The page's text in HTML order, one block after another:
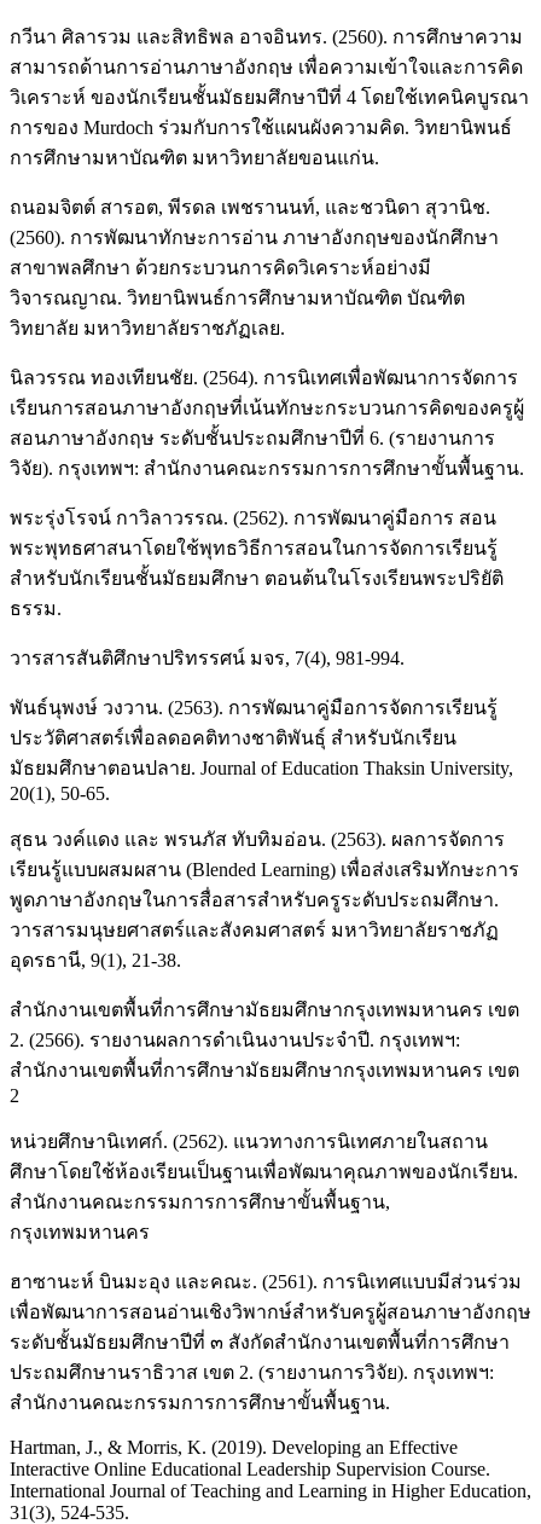
กวีนา ศิลารวม และสิทธิพล อาจอินทร. (2560). การศึกษาความ
สามารถด้านการอ่านภาษาอังกฤษ เพื่อความเข้าใจและการคิด
วิเคราะห์ ของนักเรียนชั้นมัธยมศึกษาปีที่ 4 โดยใช้เทคนิคบูรณา
การของ Murdoch ร่วมกับการใช้แผนผังความคิด. วิทยานิพนธ์
การศึกษามหาบัณฑิต มหาวิทยาลัยขอนแก่น.
ถนอมจิตต์ สารอต, พีรดล เพชรานนท์, และชวนิดา สุวานิช.
(2560). การพัฒนาทักษะการอ่าน ภาษาอังกฤษของนักศึกษา
สาขาพลศึกษา ด้วยกระบวนการคิดวิเคราะห์อย่างมี
วิจารณญาณ. วิทยานิพนธ์การศึกษามหาบัณฑิต บัณฑิต
วิทยาลัย มหาวิทยาลัยราชภัฏเลย.
นิลวรรณ ทองเทียนชัย. (2564). การนิเทศเพื่อพัฒนาการจัดการ
เรียนการสอนภาษาอังกฤษที่เน้นทักษะกระบวนการคิดของครูผู้
สอนภาษาอังกฤษ ระดับชั้นประถมศึกษาปีที่ 6. (รายงานการ
วิจัย). กรุงเทพฯ: สำนักงานคณะกรรมการการศึกษาขั้นพื้นฐาน.
พระรุ่งโรจน์ กาวิลาวรรณ. (2562). การพัฒนาคู่มือการ สอน
พระพุทธศาสนาโดยใช้พุทธวิธีการสอนในการจัดการเรียนรู้
สำหรับนักเรียนชั้นมัธยมศึกษา ตอนต้นในโรงเรียนพระปริยัติ
ธรรม.
วารสารสันติศึกษาปริทรรศน์ มจร, 7(4), 981-994.
พันธ์นุพงษ์ วงวาน. (2563). การพัฒนาคู่มือการจัดการเรียนรู้
ประวัติศาสตร์เพื่อลดอคติทางชาติพันธุ์ สำหรับนักเรียน
มัธยมศึกษาตอนปลาย. Journal of Education Thaksin University,
20(1), 50-65.
สุธน วงค์แดง และ พรนภัส ทับทิมอ่อน. (2563). ผลการจัดการ
เรียนรู้แบบผสมผสาน (Blended Learning) เพื่อส่งเสริมทักษะการ
พูดภาษาอังกฤษในการสื่อสารสำหรับครูระดับประถมศึกษา.
วารสารมนุษยศาสตร์และสังคมศาสตร์ มหาวิทยาลัยราชภัฏ
อุดรธานี, 9(1), 21-38.
สำนักงานเขตพื้นที่การศึกษามัธยมศึกษากรุงเทพมหานคร เขต
2. (2566). รายงานผลการดำเนินงานประจำปี. กรุงเทพฯ:
สำนักงานเขตพื้นที่การศึกษามัธยมศึกษากรุงเทพมหานคร เขต
2
หน่วยศึกษานิเทศก์. (2562). แนวทางการนิเทศภายในสถาน
ศึกษาโดยใช้ห้องเรียนเป็นฐานเพื่อพัฒนาคุณภาพของนักเรียน.
สำนักงานคณะกรรมการการศึกษาขั้นพื้นฐาน,
กรุงเทพมหานคร
ฮาซานะห์ บินมะอุง และคณะ. (2561). การนิเทศแบบมีส่วนร่วม
เพื่อพัฒนาการสอนอ่านเชิงวิพากษ์สำหรับครูผู้สอนภาษาอังกฤษ
ระดับชั้นมัธยมศึกษาปีที่ ๓ สังกัดสำนักงานเขตพื้นที่การศึกษา
ประถมศึกษานราธิวาส เขต 2. (รายงานการวิจัย). กรุงเทพฯ:
สำนักงานคณะกรรมการการศึกษาขั้นพื้นฐาน.
Hartman, J., & Morris, K. (2019). Developing an Effective
Interactive Online Educational Leadership Supervision Course.
International Journal of Teaching and Learning in Higher Education,
31(3), 524-535.